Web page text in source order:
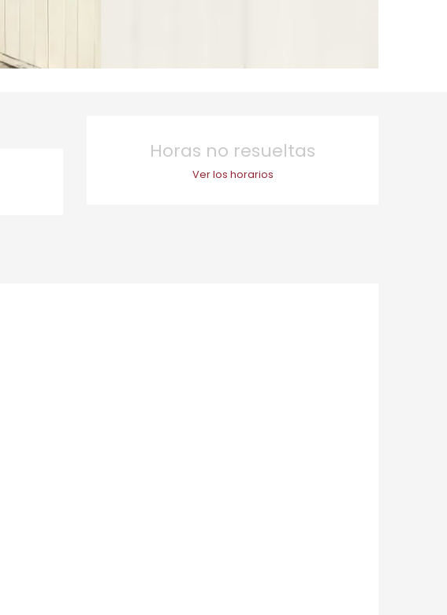
Horas no resueltas
Ver los horarios